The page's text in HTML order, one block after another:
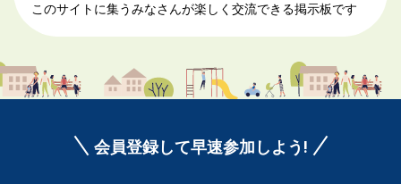
このサイトに集うみなさんが楽しく交流できる掲示板です
会員登録して早速参加しよう!